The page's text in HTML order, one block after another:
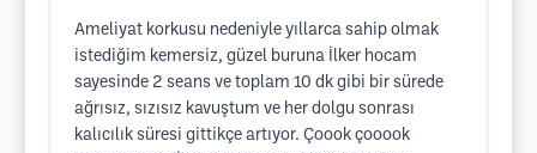
Ameliyat korkusu nedeniyle yıllarca sahip olmak
istediğim kemersiz, güzel buruna İlker hocam
sayesinde 2 seans ve toplam 10 dk gibi bir sürede
ağrısız, sızısız kavuştum ve her dolgu sonrası
kalıcılık süresi gittikçe artıyor. Çoook çooook